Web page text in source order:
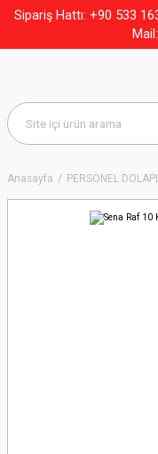
Sipariş Hattı: +90 533
Anasayfa PERSONEL